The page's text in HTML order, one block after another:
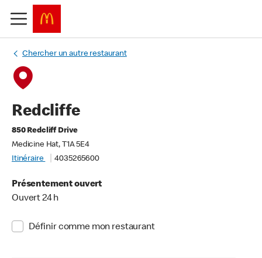
Chercher un autre restaurant
Redcliffe
850 Redcliff Drive
Medicine Hat, T1A 5E4
Itinéraire
4035265600
Présentement ouvert
Ouvert 24 h
Définir comme mon restaurant